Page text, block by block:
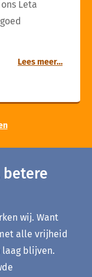
Leta
Lees meer…
wij. Want
alle vrijheid
laag blijven.